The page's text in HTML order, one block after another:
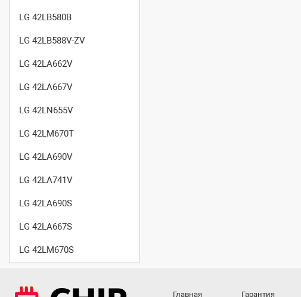
LG 42LB580B
LG 42LB588V-ZV
LG 42LA662V
LG 42LA667V
LG 42LN655V
LG 42LM670T
LG 42LA690V
LG 42LA741V
LG 42LA690S
LG 42LA667S
LG 42LM670S
Главная Гарантия